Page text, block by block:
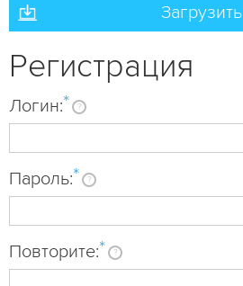
Загрузить
Регистрация
Логин:* ?
Пароль:* ?
Повторите:* ?